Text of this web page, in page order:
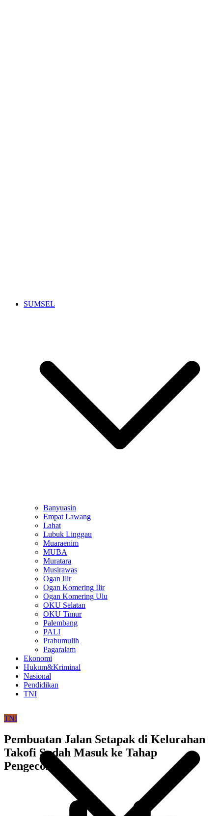
SUMSEL
Banyuasin
Empat Lawang
Lahat
Lubuk Linggau
Muaraenim
MUBA
Muratara
Musirawas
Ogan Ilir
Ogan Komering Ilir
Ogan Komering Ulu
OKU Selatan
OKU Timur
Palembang
PALI
Prabumulih
Pagaralam
Ekonomi
Hukum&Kriminal
Nasional
Pendidikan
TNI
TNI
Pembuatan Jalan Setapak di Kelurahan
Takofi Sudah Masuk ke Tahap
Pengecoran